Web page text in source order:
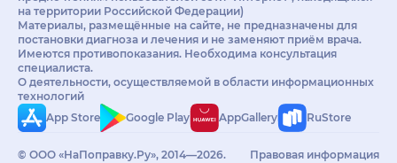
на территории Российской Федерации)
Материалы, размещённые на сайте, не предназначены для
постановки диагноза и лечения и не заменяют приём врача.
Имеются противопоказания. Необходима консультация
специалиста.
О деятельности, осуществляемой в области информационных
технологий
App Store
Google Play AppGallery RuStore
© ООО «НаПоправку.Ру», 2014—2026.
Правовая информация